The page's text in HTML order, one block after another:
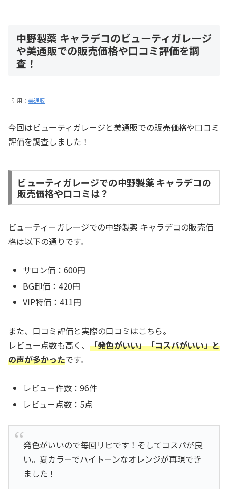
中野製薬 キャラデコのビューティガレージ
や美通販での販売価格や口コミ評価を調
査！
引用： 美通販
今回はビューティガレージと美通販での販売価格や口コミ
評価を調査しました！
ビューティガレージでの中野製薬 キャラデコの
販売価格や口コミは？
ビューティーガレージでの中野製薬 キャラデコの販売価
格は以下の通りです。
サロン価：600円
BG卸価：420円
VIP特価：411円
また、口コミ評価と実際の口コミはこちら。
レビュー点数も高く、 「発色がいい」「コスパがいい」と
の声が多かったです。
レビュー件数：96件
レビュー点数：5点
発色がいいので毎回リピです！そしてコスパが良
い。夏カラーでハイトーンなオレンジが再現でき
ました！